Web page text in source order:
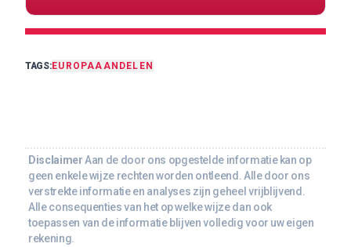
TAGS:EUROPAAANDELEN
Disclaimer Aan de door ons opgestelde informatie kan op
geen enkele wijze rechten worden ontleend. Alle door ons
verstrekte informatie en analyses zijn geheel vrijblijvend.
Alle consequenties van het op welke wijze dan ook
toepassen van de informatie blijven volledig voor uw eigen
rekening.